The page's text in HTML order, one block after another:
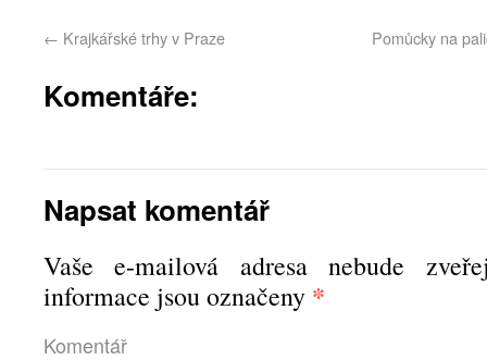
← Krajkářské trhy v Praze Pomůcky na
Komentáře:
Napsat komentář
Vaše e-mailová adresa nebude
informace jsou označeny *